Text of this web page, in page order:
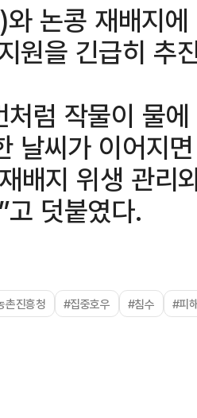
논콩 재배지
원을 긴급히 추
럼 작물이 물
날씨가 이어지
배지 위생 관리
고 덧붙였다.
촌진흥청 #집중호우 #침수 #피